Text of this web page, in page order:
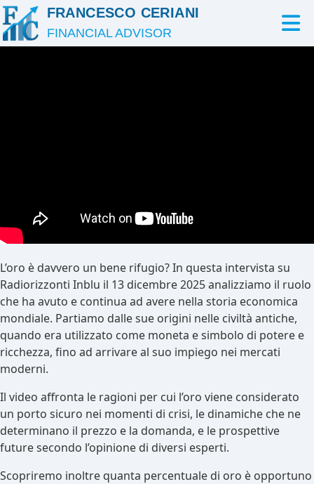
FRANCESCO CERIANI
FINANCIAL ADVISOR
L’oro è davvero un bene rifugio? In questa intervista su
Radiorizzonti Inblu il 13 dicembre 2025 analizziamo il ruolo
che ha avuto e continua ad avere nella storia economica
mondiale. Partiamo dalle sue origini nelle civiltà antiche,
quando era utilizzato come moneta e simbolo di potere e
ricchezza, fino ad arrivare al suo impiego nei mercati
moderni.
Il video affronta le ragioni per cui l’oro viene considerato
un porto sicuro nei momenti di crisi, le dinamiche che ne
determinano il prezzo e la domanda, e le prospettive
future secondo l’opinione di diversi esperti.
Scopriremo inoltre quanta percentuale di oro è opportuno